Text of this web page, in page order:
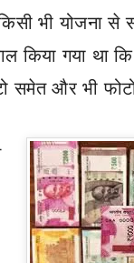
भी योजना
किया गया था कि
समेत और भी